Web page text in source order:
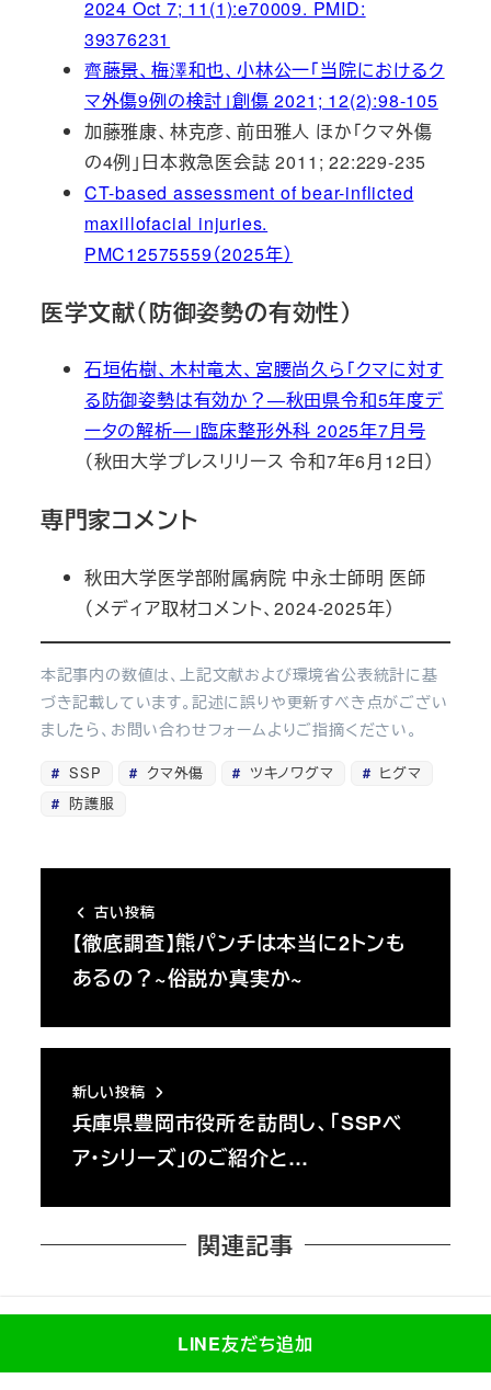
2024 Oct 7; 11(1):e70009. PMID:
39376231
齊藤景、梅澤和也、小林公一「当院におけるク
マ外傷9例の検討」創傷 2021; 12(2):98-105
加藤雅康、林克彦、前田雅人 ほか「クマ外傷
の4例」日本救急医会誌 2011; 22:229-235
CT-based assessment of bear-inflicted
maxillofacial injuries.
PMC12575559（2025年）
医学文献（防御姿勢の有効性）
石垣佑樹、木村竜太、宮腰尚久ら「クマに対す
る防御姿勢は有効か？―秋田県令和5年度デ
ータの解析―」臨床整形外科 2025年7月号
（秋田大学プレスリリース 令和7年6月12日）
専門家コメント
秋田大学医学部附属病院 中永士師明 医師
（メディア取材コメント、2024-2025年）
本記事内の数値は、上記文献および環境省公表統計に基
づき記載しています。記述に誤りや更新すべき点がござい
ましたら、お問い合わせフォームよりご指摘ください。
SSP クマ外傷 ツキノワグマ
ヒグマ
防護服
古い投稿
【徹底調査】熊パンチは本当に2トンも
あるの？~俗説か真実か~
新しい投稿
兵庫県豊岡市役所を訪問し、「SSPベ
ア・シリーズ」のご紹介と…
関連記事
お知らせ コラム
LINE友だち追加